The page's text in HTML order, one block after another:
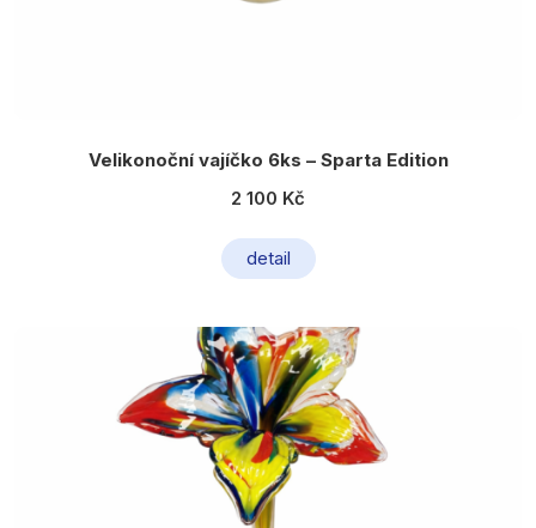
Velikonoční vajíčko 6ks – Sparta Edition
2 100 Kč
detail